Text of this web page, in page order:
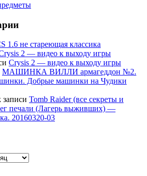
1.6 не стареющая классика
2 — видео к выходу игры
Crysis 2 — видео к выходу игры
МАШИНКА ВИЛЛИ армагеддон №2.
Добрые машинки на Чудики
Tomb Raider (все секреты и
печали (Лагерь выживших) —
20160320-03